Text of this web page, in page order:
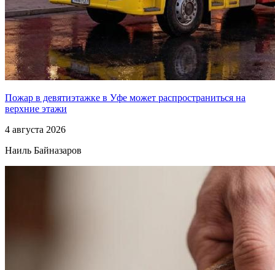
Пожар в девятиэтажке в Уфе может распространиться на
верхние этажи
4 августа 2026
Наиль Байназаров